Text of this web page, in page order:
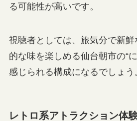
る可能性が高いです。
視聴者としては、旅気分で新
的な味を楽しめる仙台朝市の“
感じられる構成になるでしょう
レトロ系アトラクション体